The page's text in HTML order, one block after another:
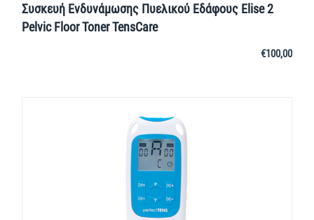
Συσκευή Ενδυνάμωσης Πυελικού Εδάφους Elise 2
Pelvic Floor Toner TensCare
€100,00